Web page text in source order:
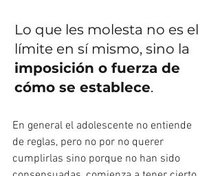
Lo que les molesta no es el
límite en sí mismo, sino la
imposición o fuerza de
cómo se establece.
En general el adolescente no entiende
de reglas, pero no por no querer
cumplirlas sino porque no han sido